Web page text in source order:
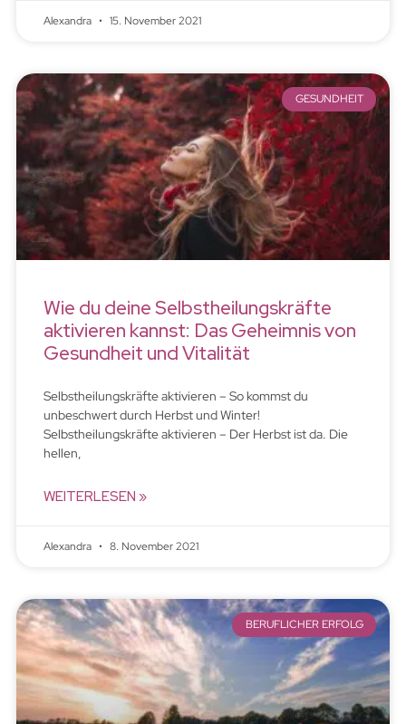
Alexandra 15. November 2021
GESUNDHEIT
Wie du deine Selbstheilungskräfte
aktivieren kannst: Das Geheimnis von
Gesundheit und Vitalität
Selbstheilungskräfte aktivieren – So kommst du
unbeschwert durch Herbst und Winter!
Selbstheilungskräfte aktivieren – Der Herbst ist da. Die
hellen,
WEITERLESEN »
Alexandra 8. November 2021
BERUFLICHER ERFOLG